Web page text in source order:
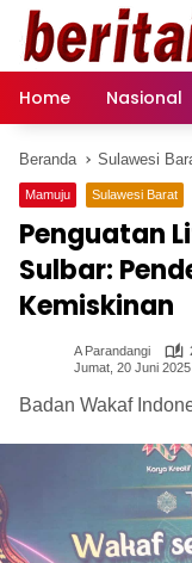
Langsung
konten
Home Nasional
Beranda Sulawesi
Mamuju Sulawesi Barat
Penguatan
Sulbar:
Kemiskinan
A Parandangi
Jumat, 20 Juni 2025
Badan Wakaf